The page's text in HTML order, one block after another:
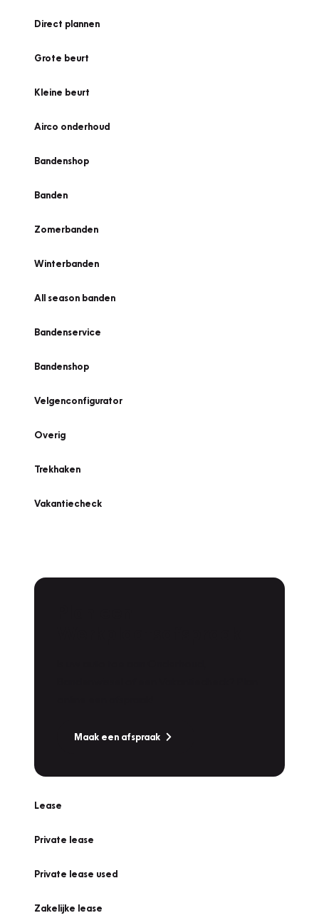
Direct plannen
Grote beurt
Kleine beurt
Airco onderhoud
Bandenshop
Banden
Zomerbanden
Winterbanden
All season banden
Bandenservice
Bandenshop
Velgenconfigurator
Overig
Trekhaken
Vakantiecheck
Maak een afspraak
Lease
Private lease
Private lease used
Zakelijke lease